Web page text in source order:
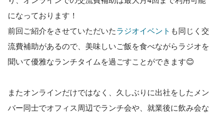
になっております！
前回ご紹介をさせていただいたラジオイベント も同じく交
流費補助があるので、美味しいご飯を食べながらラジオを
聞いて優雅なランチタイムを過ごすことができます😊
またオンラインだけではなく、久しぶりに出社をしたメン
バー同士でオフィス周辺でランチ会や、就業後に飲み会な